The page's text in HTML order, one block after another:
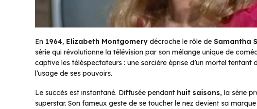
En 1964, Elizabeth Montgomery décroche le rôle de Samantha
série qui révolutionne la télévision par son mélange unique de
captive les téléspectateurs : une sorcière éprise d’un mortel
l’usage de ses pouvoirs.
Le succès est instantané. Diffusée pendant huit saisons, la série
superstar. Son fameux geste de se toucher le nez devient sa